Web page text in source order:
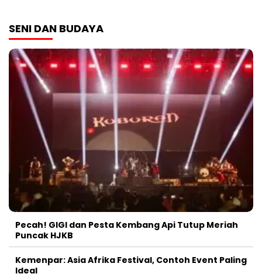
SENI DAN BUDAYA
Pecah! GIGI dan Pesta Kembang Api Tutup Meriah
Puncak HJKB
Kemenpar: Asia Afrika Festival, Contoh Event Paling
Ideal